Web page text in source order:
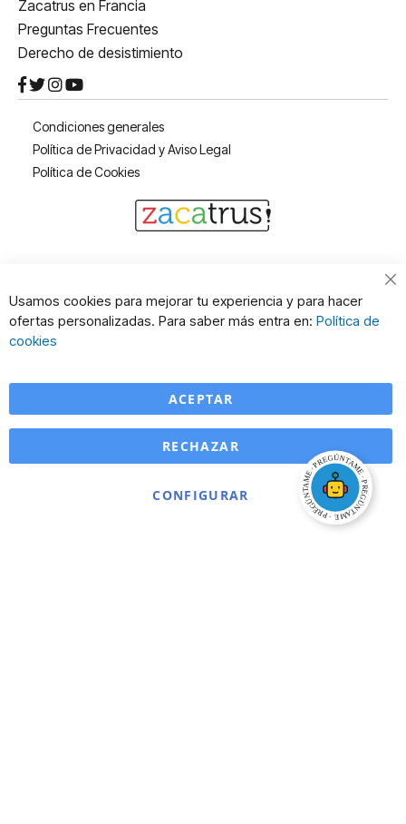
Zacatrus en Francia
Preguntas Frecuentes
Derecho de desistimiento
Condiciones generales
Política de Privacidad y Aviso Legal
Política de Cookies
Usamos cookies para mejorar tu experiencia y para hacer
ofertas personalizadas. Para saber más entra en: Política de
cookies
ACEPTAR
CONFIGURAR
RECHAZAR